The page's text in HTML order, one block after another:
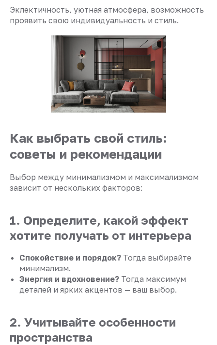
Эклектичность, уютная атмосфера, возможность
проявить свою индивидуальность и стиль.
Как выбрать свой стиль:
советы и рекомендации
Выбор между минимализмом и максимализмом
зависит от нескольких факторов:
1. Определите, какой эффект
хотите получать от интерьера
Спокойствие и порядок? Тогда выбирайте
минимализм.
Энергия и вдохновение? Тогда максимум
деталей и ярких акцентов — ваш выбор.
2. Учитывайте особенности
пространства